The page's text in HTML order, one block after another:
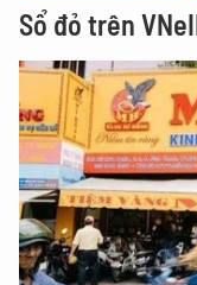
Sổ đỏ trên